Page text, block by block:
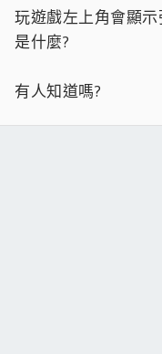
玩遊戲左上角會顯
是什麼?
有人知道嗎?